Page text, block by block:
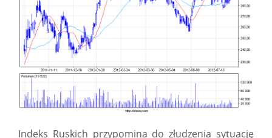
Indeks Ruskich przypomina do złudzenia sytuację